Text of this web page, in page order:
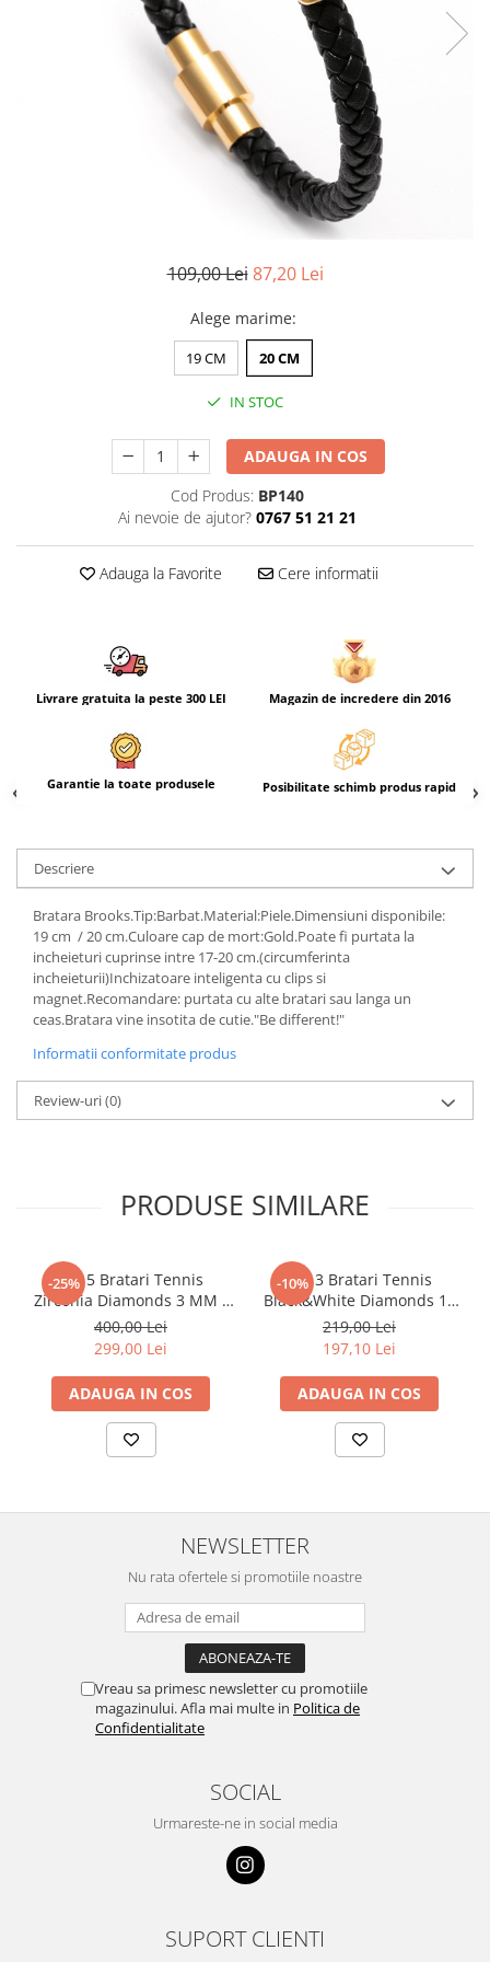
109,00 Lei 87,20 Lei
Alege marime:
19 CM 20 CM
IN STOC
ADAUGA IN COS
Cod Produs: BP140
Ai nevoie de ajutor? 0767 51 21 21
Adauga la Favorite Cere informatii
Livrare gratuita la peste 300 LEI Magazin de incredere din 2016
Garantie la toate produsele Posibilitate schimb produs rapid
Descriere
Bratara Brooks.Tip:Barbat.Material:Piele.Dimensiuni disponibile:
19 cm / 20 cm.Culoare cap de mort:Gold.Poate fi purtata la
incheieturi cuprinse intre 17-20 cm.(circumferinta
incheieturii)Inchizatoare inteligenta cu clips si
magnet.Recomandare: purtata cu alte bratari sau langa un
ceas.Bratara vine insotita de cutie."Be different!"
Informatii conformitate produs
Review-uri(0)
PRODUSE SIMILARE
-25%
Set 5 Bratari Tennis
Zirconia Diamonds 3 MM /
19.5 CM
400,00 Lei
299,00 Lei
ADAUGA IN COS
-10%
Set 3 Bratari Tennis
Black&White Diamonds 19
CM
219,00 Lei
197,10 Lei
ADAUGA IN COS
NEWSLETTER
Nu rata ofertele si promotiile noastre
Vreau sa primesc newsletter cu promotiile
magazinului. Afla mai multe in Politica de
Confidentialitate
SOCIAL
Urmareste-ne in social media
SUPORT CLIENTI